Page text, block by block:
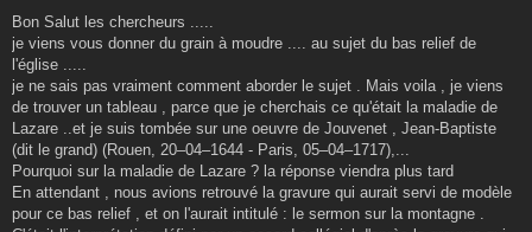
s
a
g
e
Bon Salut les chercheurs .....
je viens vous donner du grain à moudre .... au sujet du bas relief de
l'église .....
je ne sais pas vraiment comment aborder le sujet . Mais voila , je viens
de trouver un tableau , parce que je cherchais ce qu'était la maladie de
Lazare ..et je suis tombée sur une oeuvre de Jouvenet , Jean-Baptiste
(dit le grand) (Rouen, 20–04–1644 - Paris, 05–04–1717),...
Pourquoi sur la maladie de Lazare ? la réponse viendra plus tard
En attendant , nous avions retrouvé la gravure qui aurait servi de modèle
pour ce bas relief , et on l'aurait intitulé : le sermon sur la montagne .